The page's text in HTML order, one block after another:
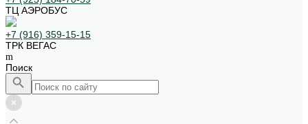
ТЦ АЭРОБУС
+7 (916) 359-15-15
ТРК ВЕГАС
Поиск